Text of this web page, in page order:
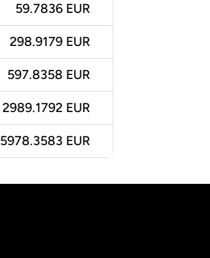
59.7836 EUR
298.9179 EUR
597.8358 EUR
2989.1792 EUR
5978.3583 EUR